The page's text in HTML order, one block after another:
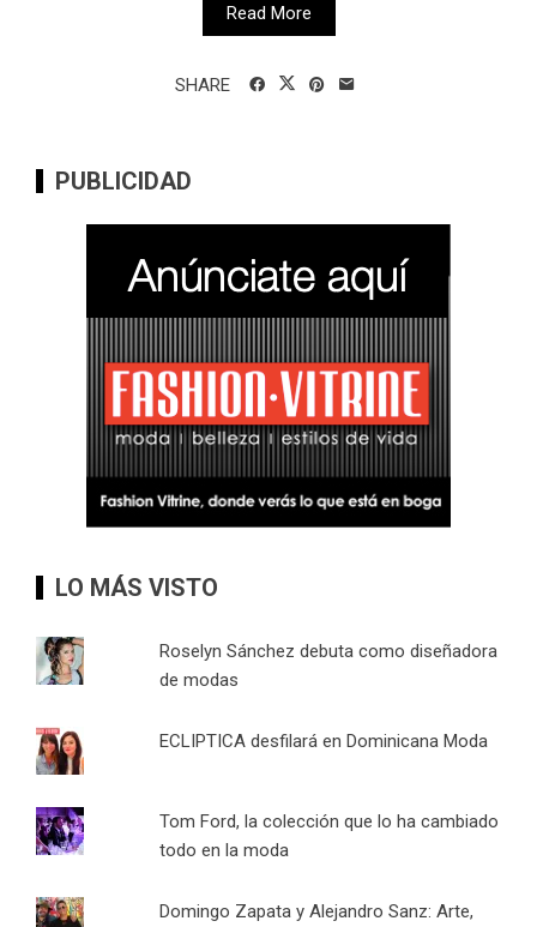
Read More
SHARE
PUBLICIDAD
LO MÁS VISTO
Roselyn Sánchez debuta como diseñadora
de modas
ECLIPTICA desfilará en Dominicana Moda
Tom Ford, la colección que lo ha cambiado
todo en la moda
Domingo Zapata y Alejandro Sanz: Arte,